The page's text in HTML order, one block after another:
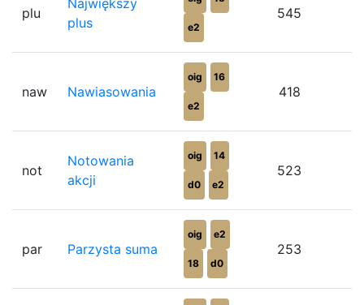
plu
plus
e2
545
naw Nawiasowania
oig 16
e2
418
not
Notowania
akcji
oig 14
d0 e2
523
par Parzysta suma
oig e2
18 d0
253